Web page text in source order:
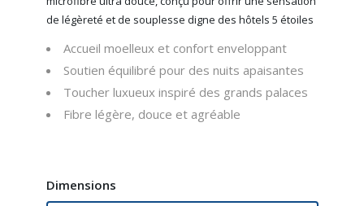
de légèreté et de souplesse digne des hôtels 5 étoiles
Accueil moelleux et confort enveloppant
Soutien équilibré pour des nuits apaisantes
Toucher luxueux inspiré des grands palaces
Fibre légère, douce et agréable
Dimensions